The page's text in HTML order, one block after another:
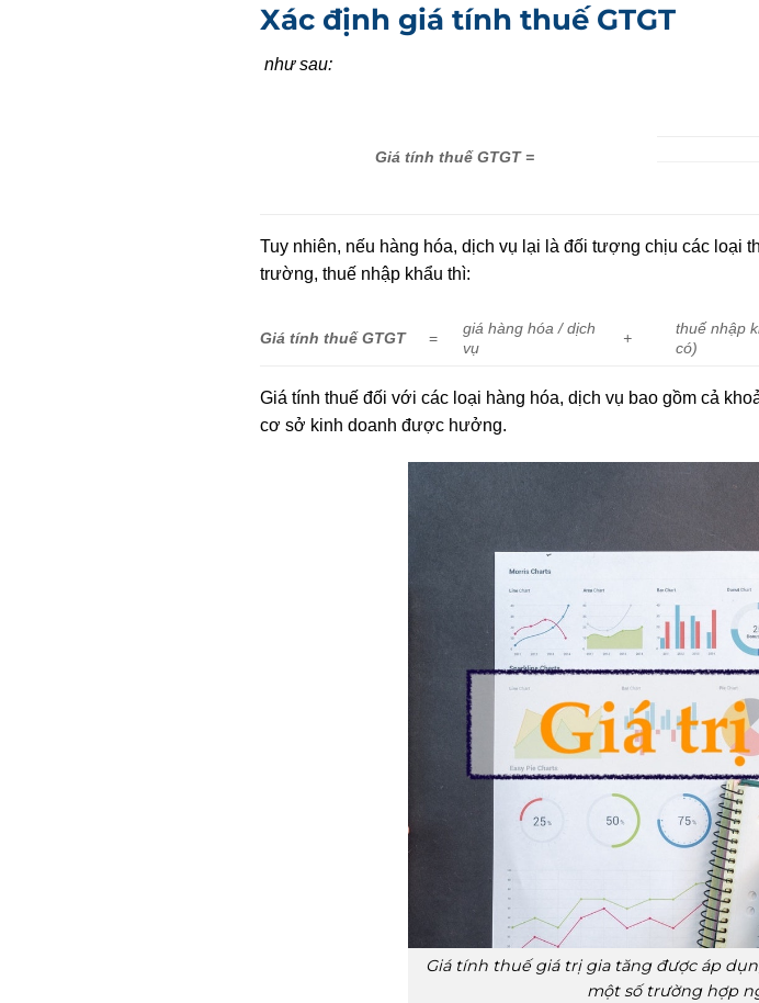
Xác định giá tính thuế GTGT
như sau:
Giá tính thuế GTGT=
Tuy nhiên, nếu hàng hóa, dịch vụ lại là đối tượng chịu các loại
trường, thuế nhập khẩu thì:
Giá tính thuế GTGT =
giá hàng hóa / dịch
vụ
+
thuế nhập
có)
Giá tính thuế đối với các loại hàng hóa, dịch vụ bao gồm cả
cơ sở kinh doanh được hưởng.
Giá tính thuế giá trị gia tăng được áp
một số trường hợp